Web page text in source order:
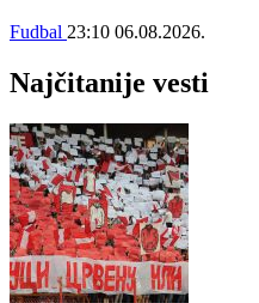
Fudbal 23:10 06.08.2026.
Najčitanije vesti